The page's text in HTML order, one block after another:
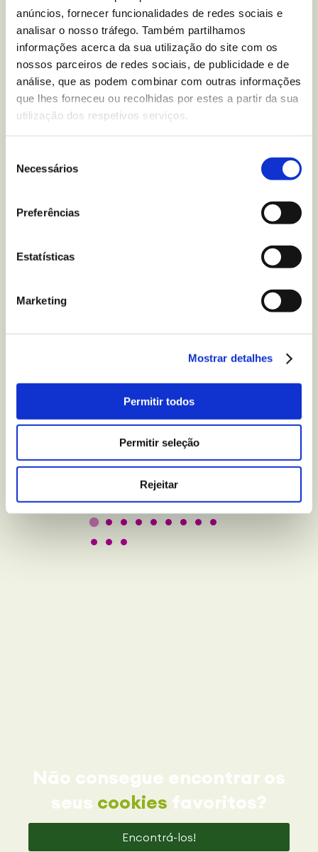
anúncios, fornecer funcionalidades de redes sociais e
analisar o nosso tráfego. Também partilhamos
informações acerca da sua utilização do site com os
nossos parceiros de redes sociais, de publicidade e de
análise, que as podem combinar com outras informações
que lhes forneceu ou recolhidas por estes a partir da sua
utilização dos respetivos serviços.
Necessários
Preferências
Estatísticas
Marketing
Mostrar detalhes
Permitir todos
Permitir seleção
Rejeitar
Milho e Chocolate Negro
Vitalday?
Escreva-nos para
Mais recentesdo blogue
5 truques para melhorar
a qualidade do seu sono
Leer
Não consegue encontrar os
seus cookies favoritos?
Encontrá-los!